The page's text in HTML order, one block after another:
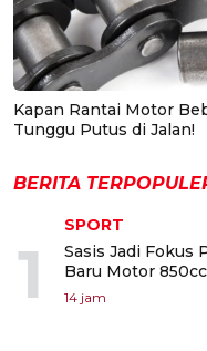
Kapan Rantai Motor
Tunggu Putus di Jalan!
BERITA
1
SPORT
Sasis Jadi Fokus
Baru Motor
14 jam